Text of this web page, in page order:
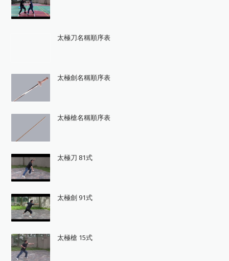
太極刀名稱順序表
太極劍名稱順序表
太極槍名稱順序表
太極刀 81式
太極劍 91式
太極槍 15式